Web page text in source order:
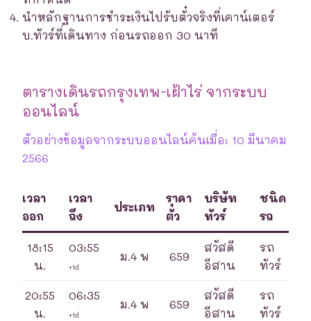
นำหลักฐานการชำระเงินไปรับตั๋วจริงที่เคาน์เตอร์
บ.ทัวร์ที่เดินทาง ก่อนรถออก 30 นาที
ตารางเดินรถกรุงเทพ-เฝ้าไร่ จากระบบ
ออนไลน์
ตัวอย่างข้อมูลจากระบบออนไลน์ค้นเมื่อ: 10 มีนาคม
2566
เวลา
ออก
เวลา
ถึง
ประเภท
ราคา
ตั๋ว
บริษัท
ทัวร์
ชนิด
รถ
18:15
น.
03:55
+1d
ม.4 พ 659
สวัสดี
อีสาน
รถ
ทัวร์
20:55
น.
06:35
+1d
ม.4 พ 659
สวัสดี
อีสาน
รถ
ทัวร์